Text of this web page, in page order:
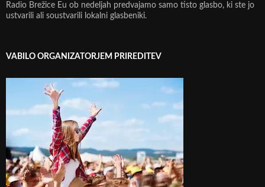
Radio Brežice Eu ob nedeljah predvajamo samo tisto glasbo, ki ste jo
ustvarili ali soustvarili lokalni glasbeniki.
VABILO ORGANIZATORJEM PRIREDITEV